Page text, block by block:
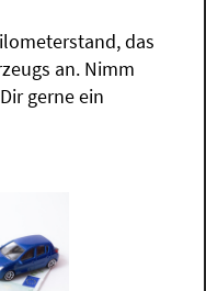
das
an. Nimm
gerne ein